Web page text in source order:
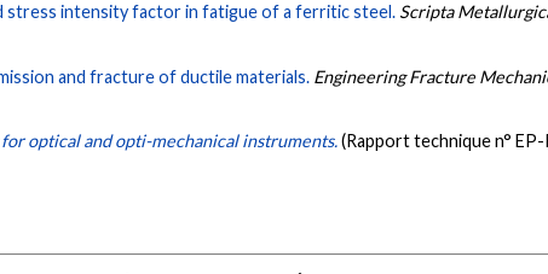
stress intensity factor in fatigue of a ferritic steel. Scripta
and fracture of ductile materials. Engineering Fracture
optical and opti-mechanical instruments.(Rapport technique n°